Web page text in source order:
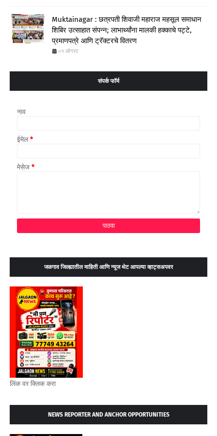
Muktainagar : छत्रपती शिवाजी महाराज महसूल समाधान
शिबिर उत्साहात संपन्न; लाभार्थ्यांना मालकी हक्काचे पट्टे,
प्रमाणपत्रे आणि ट्रॅक्टरचे वितरण
०१ ऑगस्ट
संपर्क फॉर्म
नाव
ईमेल*
मेसेज *
जळगाव जिल्ह्यातील माहिती आणि न्यूज थेट आपल्या व्हाट्सअपवर
लिंक वर क्लिक करा
NEWS REPORTER AND ANCHOR OPPORTUNITIES